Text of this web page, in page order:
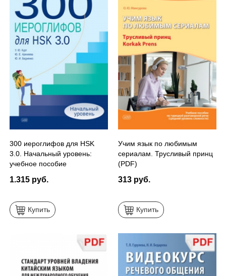
300 иероглифов для HSK
3.0. Начальный уровень:
учебное пособие
1.315 руб.
Купить
Учим язык по любимым
сериалам. Трусливый принц
(PDF)
313 руб.
Купить